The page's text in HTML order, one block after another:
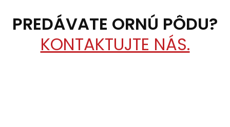
PREDÁVATE ORNÚ PÔDU?
KONTAKTUJTE NÁS.